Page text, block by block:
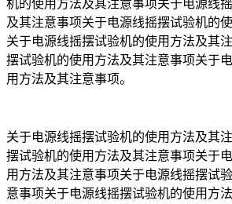
机的使用方法及其注意事项关于电源线
及其注意事项关于电源线摇摆试验机的
关于电源线摇摆试验机的使用方法及其
摆试验机的使用方法及其注意事项关于
用方法及其注意事项。
关于电源线摇摆试验机的使用方法及其
摆试验机的使用方法及其注意事项关于
用方法及其注意事项关于电源线摇摆试
意事项关于电源线摇摆试验机的使用方